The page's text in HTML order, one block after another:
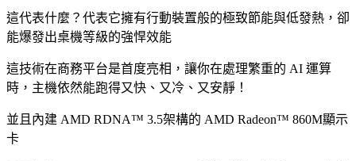
這代表什麼？代表它擁有行動裝置般的極致節能與低發熱，卻
能爆發出桌機等級的強悍效能
這技術在商務平台是首度亮相，讓你在處理繁重的 AI 運算
時，主機依然能跑得又快、又冷、又安靜！
並且內建 AMD RDNA™ 3.5架構的 AMD Radeon™ 860M顯示
卡